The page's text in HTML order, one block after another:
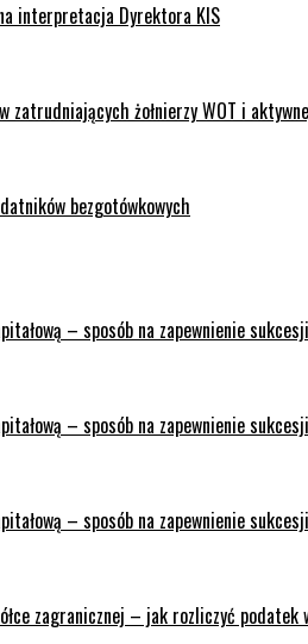
interpretacja Dyrektora KIS
zatrudniających żołnierzy WOT i
bezgotówkowych
– sposób na zapewnienie
– sposób na zapewnienie
– sposób na zapewnienie
zagranicznej – jak rozliczyć podatek